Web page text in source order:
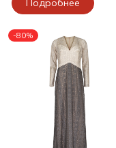
Подробнее
-80%